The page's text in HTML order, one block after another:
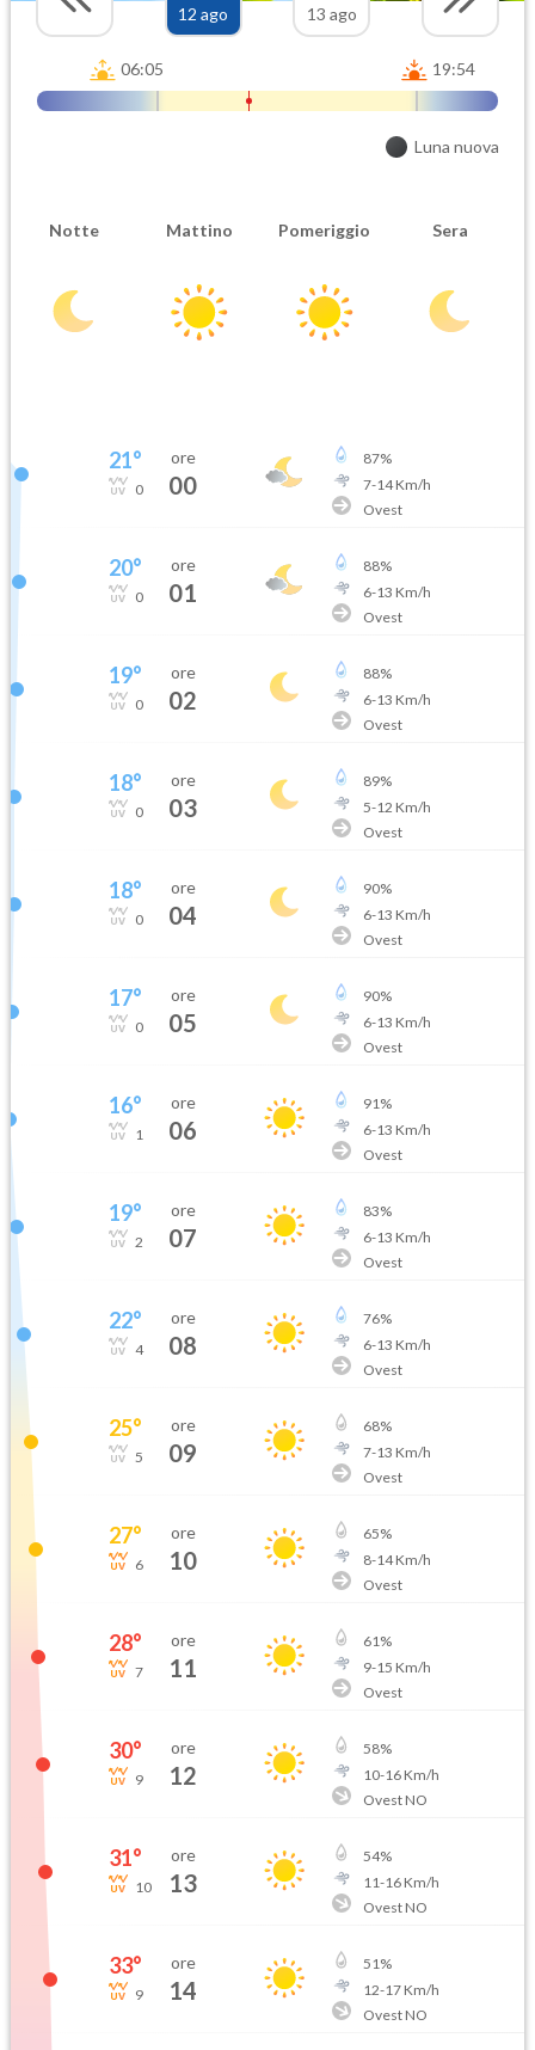
12 ago
13 ago
06:05 19:54
Luna nuova
Notte Mattino Pomeriggio Sera
21°
0
ore
00
87%
7-14Km/h
Ovest
20°
0
ore
01
88%
6-13 Km/h
Ovest
19°
0
ore
02
88%
6-13 Km/h
Ovest
18°
0
ore
03
89%
5-12 Km/h
Ovest
18°
0
ore
04
90%
6-13 Km/h
Ovest
17°
0
ore
05
90%
6-13 Km/h
Ovest
16°
1
ore
06
91%
6-13 Km/h
Ovest
19°
2
ore
07
83%
6-13 Km/h
Ovest
22°
4
ore
08
76%
6-13 Km/h
Ovest
25°
5
ore
09
68%
7-13 Km/h
Ovest
27°
6
ore
10
65%
8-14Km/h
Ovest
28°
7
ore
11
61%
9-15 Km/h
Ovest
30°
9
ore
12
58%
10-16Km/h
Ovest NO
31°
10
ore
13
54%
11-16Km/h
Ovest NO
33°
9
ore
14
51%
12-17Km/h
Ovest NO